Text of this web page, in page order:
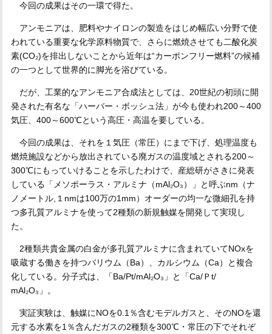
今回の成果はその一環で得た。
アンモニアは、肥料やナイロンの製造をはじめ幅広い分野で使
われている重要な化学原料物質で、さらに燃焼させても二酸化炭
素(CO₂)を排出しないことから近年は“カーボンフリー燃料”の候補
の一つとして世界的に脚光を浴びている。
だが、工業的なアンモニア合成法としては、20世紀の初頭に開
発された有名な「ハーバー・ボッシュ法」が今も使われ200～400
気圧、400～600℃という高圧・高温を要している。
今回の成果は、それを１気圧（常圧）にまで下げ、処理温度も
燃焼施設などから放出されている廃ガスの温度域とされる200～
300℃にもっていけることを示したわけで、産総研がさきに発表
している「メソポーラス・アルミナ（mAl₂O₃）」と呼ぶnm（ナ
ノメートル,１nmは100万の1mm）オーダーの均一な微細孔を持
つ多孔質アルミナを使って2種類の新規触媒を開発して実現し
た。
2種類共貴金属の白金が多孔質アルミナに含まれていてNOxを
吸蔵する働きを持つバリウム（Ba）、カルシウム（Ca）と複合
化している。分子式は、「Ba/Pt/mAl₂O₃」と「Ca/Ｐt/
mAl₂O₃」。
実証実験は、触媒にNOを0.1％含むモデルガスと、そのNOを還
元する水素を1％含んだガスの2種類を300℃・常圧の下でそれぞ